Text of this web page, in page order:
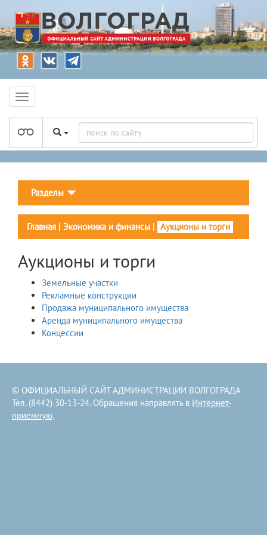
Разделы
Главная | Экономика и финансы | Аукционы и торги
Аукционы и торги
Земельные участки
Рекламные конструкции
Продажа муниципального имущества
Аренда муниципального имущества
Концессии
© ОФИЦИАЛЬНЫЙ САЙТ АДМИНИСТРАЦИИ ВОЛГОГРАДА
Тел. (8442) 30-13-24. Обращения направлять в Интернет-
приемную.